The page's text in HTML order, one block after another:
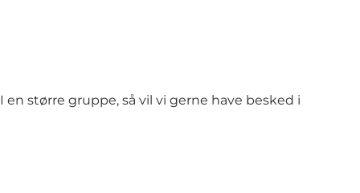
større gruppe, så vil vi gerne have besked i